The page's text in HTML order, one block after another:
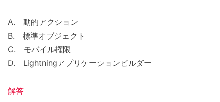
A. 動的アクション
B. 標準オブジェクト
C. モバイル権限
D. Lightningアプリケーションビルダー
解答